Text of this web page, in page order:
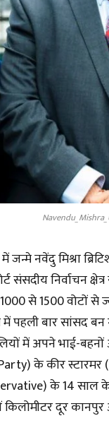
नवेंदु मिश्रा
संसदीय निर्वाचन
से 1500 वोटों
पहली बार सांसद
में अपने भाई-
Party) के कीर
के 14
दूर